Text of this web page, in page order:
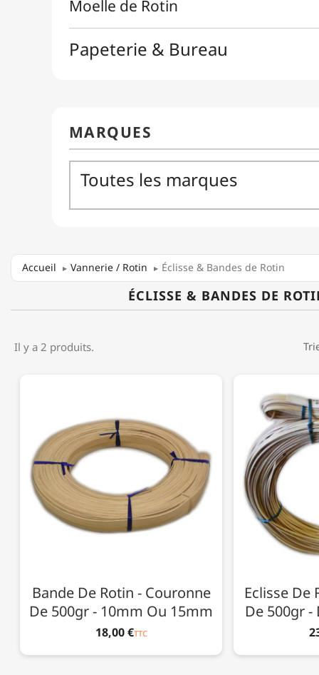
Accueil Vannerie / Rotin Éclisse & Bandes de Rotin
ÉCLISSE & BANDES DE
Il y a 2 produits.
Bande De Rotin - Couronne
De 500gr - 10mm Ou 15mm
18,00 €TTC
Eclisse De
De 500gr